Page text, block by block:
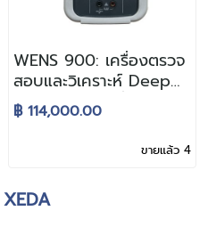
WENS 900: เครื่องตรวจ
สอบและวิเคราะห์ Deep
Cycle แบตเตอรี่
฿ 114,000.00
ขายแล้ว 4
XEDA